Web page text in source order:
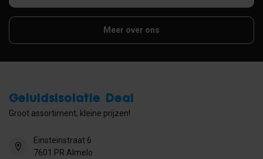
Meer over ons
Geluidsisolatie Deal
Groot assortiment; kleine prijzen!
Einsteinstraat 6
7601 PR Almelo